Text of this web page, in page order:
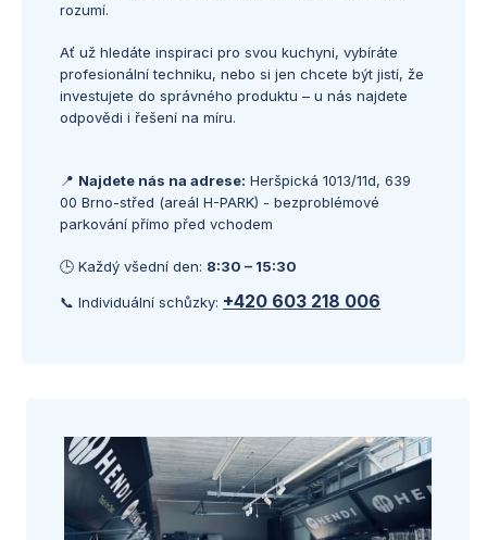
rozumí.
Ať už hledáte inspiraci pro svou kuchyni, vybíráte
profesionální techniku, nebo si jen chcete být jistí, že
investujete do správného produktu – u nás najdete
odpovědi i řešení na míru.
📍 Najdete nás na adrese: Heršpická 1013/11d, 639
00 Brno-střed (areál H-PARK) - bezproblémové
parkování přímo před vchodem
🕒 Každý všední den: 8:30 – 15:30
📞 Individuální schůzky: +420 603 218 006